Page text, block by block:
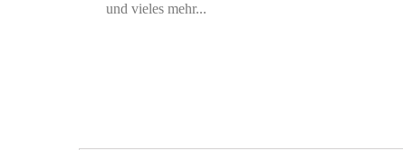
und vieles mehr...